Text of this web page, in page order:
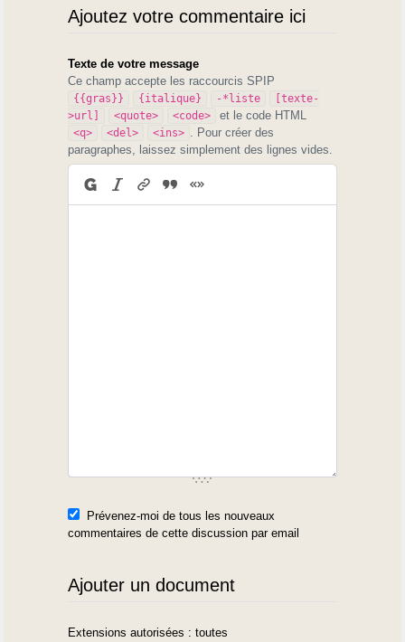
Ajoutez votre commentaire ici
Texte de votre message
Ce champ accepte les raccourcis SPIP
{{gras}} {italique} -*liste
[texte-
>url]
<quote> <code> et le code HTML
<q> <del> <ins>
. Pour créer des
paragraphes, laissez simplement des lignes vides.
Prévenez-moi de tous les nouveaux
commentaires de cette discussion par email
Ajouter un document
Extensions autorisées : toutes